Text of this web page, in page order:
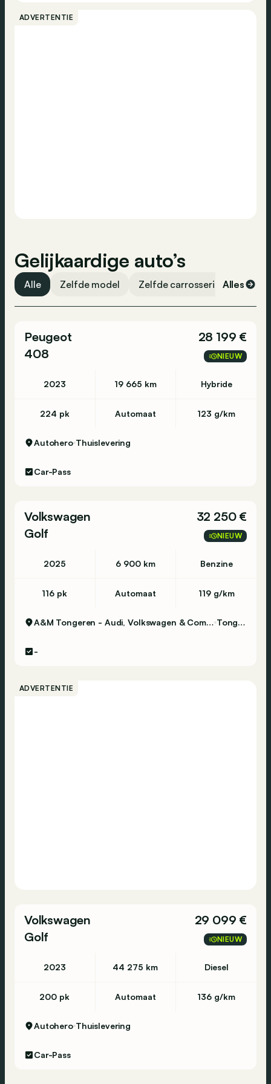
Emissieklasse
ADVERTENTIE
Gelijkaardige auto’s
Alle Zelfde model Zelfde carrosserievorm
Alles
Peugeot
408
28 199 €
NIEUW
2023 19 665 km Hybride
224 pk Automaat 123 g/km
Autohero Thuislevering
Car-Pass
Volkswagen
Golf
32 250 €
NIEUW
2025 6 900 km Benzine
116 pk Automaat 119 g/km
A&M Tongeren - Audi, Volkswagen & Commercial Vehicles Tongeren
-
ADVERTENTIE
Volkswagen
Golf
29 099 €
NIEUW
2023 44 275 km Diesel
200 pk Automaat 136 g/km
Autohero Thuislevering
Car-Pass